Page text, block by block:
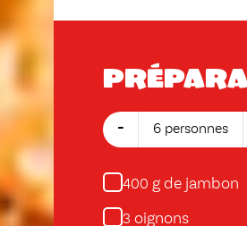
- 6 personnes
400 g de jambon
3 oignons